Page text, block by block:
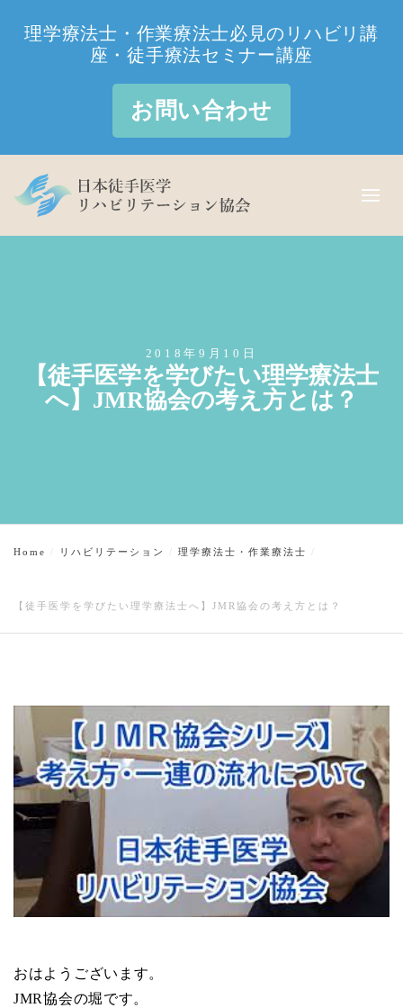
理学療法士・作業療法士必見のリハビリ講
座・徒手療法セミナー講座
お問い合わせ
2018年9月10日
【徒手医学を学びたい理学療法士
へ】JMR協会の考え方とは？
Home リハビリテーション 理学療法士・作業療法士
【徒手医学を学びたい理学療法士へ】JMR協会の考え方とは？
おはようございます。
JMR協会の堀です。